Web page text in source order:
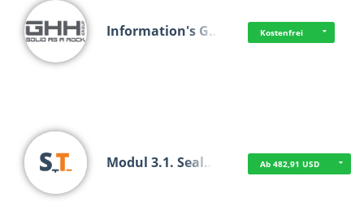
Information's G… Kostenfrei
Modul 3.1. Seal… Ab 482,91 USD